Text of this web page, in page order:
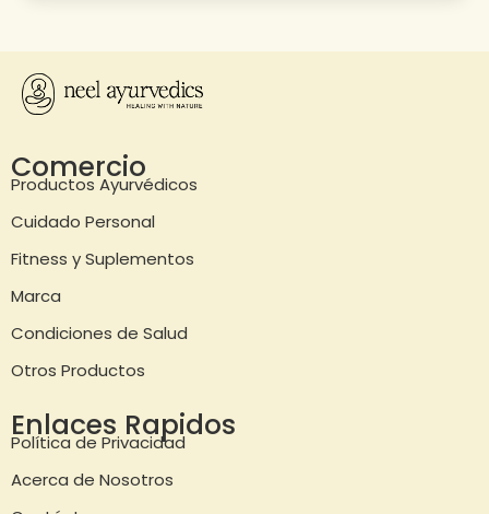
Comercio
Productos Ayurvédicos
Cuidado Personal
Fitness y Suplementos
Marca
Condiciones de Salud
Otros Productos
Enlaces Rapidos
Política de Privacidad
Acerca de Nosotros